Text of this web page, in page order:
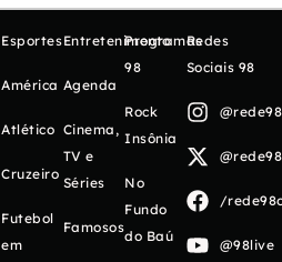
Esportes
América
Atlético
Cruzeiro
Futebol
em
Entretenimento
Agenda
Cinema,
TV e
Séries
Famosos
Programas
98
Rock
Insônia
No
Fundo
do Baú
Redes
Sociais 98
/
@98live